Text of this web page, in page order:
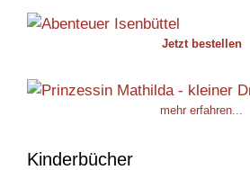
Jetzt bestellen
mehr erfahren...
Kinderbücher